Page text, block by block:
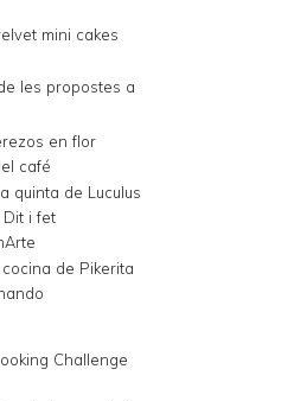
les propostes a
en flor
café
quinta de Luculus
Dit i fet
cocina de Pikerita